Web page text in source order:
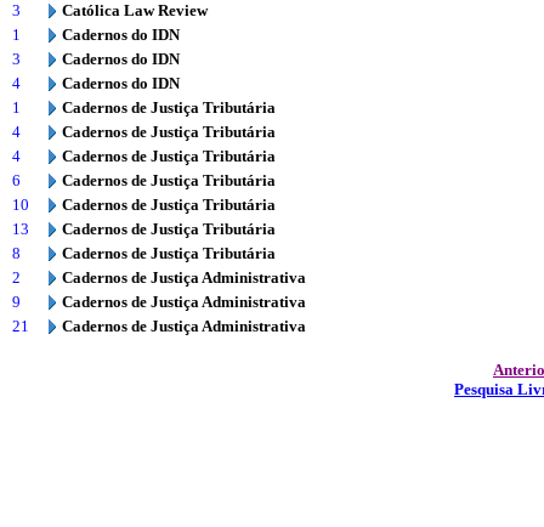
3
Católica Law Review
1
Cadernos do IDN
3
Cadernos do IDN
4
Cadernos do IDN
1
Cadernos de Justiça Tributária
4
Cadernos de Justiça Tributária
4
Cadernos de Justiça Tributária
6
Cadernos de Justiça Tributária
10
Cadernos de Justiça Tributária
13
Cadernos de Justiça Tributária
8
Cadernos de Justiça Tributária
2
Cadernos de Justiça Administrativa
9
Cadernos de Justiça Administrativa
21
Cadernos de Justiça Administrativa
Pesquisa